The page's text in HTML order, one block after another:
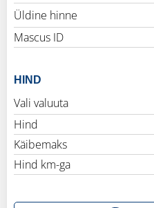
Üldine hinne
Mascus ID
HIND
Vali valuuta
Hind
Käibemaks
Hind km-ga